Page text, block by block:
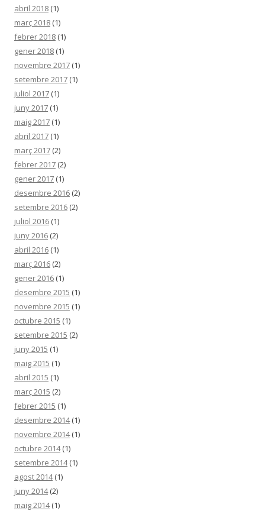
abril 2018 (1)
març 2018 (1)
febrer 2018 (1)
gener 2018 (1)
novembre 2017 (1)
setembre 2017 (1)
juliol 2017 (1)
juny 2017 (1)
maig 2017 (1)
abril 2017 (1)
març 2017 (2)
febrer 2017 (2)
gener 2017 (1)
desembre 2016 (2)
setembre 2016 (2)
juliol 2016 (1)
juny 2016 (2)
abril 2016 (1)
març 2016 (2)
gener 2016 (1)
desembre 2015 (1)
novembre 2015 (1)
octubre 2015 (1)
setembre 2015 (2)
juny 2015 (1)
maig 2015 (1)
abril 2015 (1)
març 2015 (2)
febrer 2015 (1)
desembre 2014(1)
novembre 2014(1)
octubre 2014(1)
setembre 2014(1)
agost 2014(1)
juny 2014(2)
maig 2014(1)